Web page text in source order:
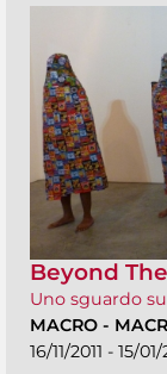
Beyond
Uno sguardo
MACRO -
16/11/2011 - 15/